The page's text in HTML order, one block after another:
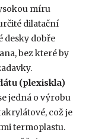
míru
dilatační
desky dobře
bez které by
(plexiskla)
jedná o výrobu
což je
termoplastu.